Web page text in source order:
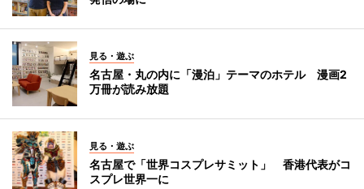
見る・遊ぶ
名古屋・丸の内に「漫泊」テーマのホテル 漫画2
万冊が読み放題
見る・遊ぶ
名古屋で「世界コスプレサミット」 香港代表がコ
スプレ世界一に